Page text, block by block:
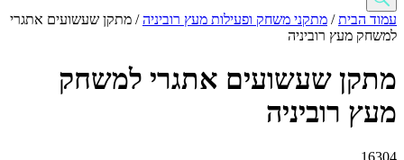
עמוד הבית/ מתקני משחק ופעילות מעץ רוביניה/ מתקן שעשועים אתגרי
למשחק מעץ רוביניה
מתקן שעשועים אתגרי למשחק
מעץ רוביניה
16304